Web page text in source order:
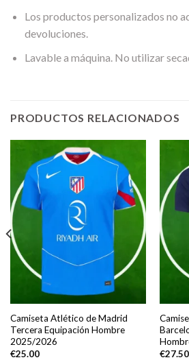
Los productos personalizados no
devoluciones.
Lavable a máquina. No utilizar
PRODUCTOS RELACIONADOS
Camiseta Atlético de Madrid
Tercera Equipación Hombre
2025/2026
€25.00
€27.50